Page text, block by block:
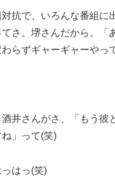
対抗で、いろんな番組に
さ。堺さんだから。「
らずギャーギャーやっ
酒井さんがさ、「もう彼
」って(笑)
っはっ(笑)